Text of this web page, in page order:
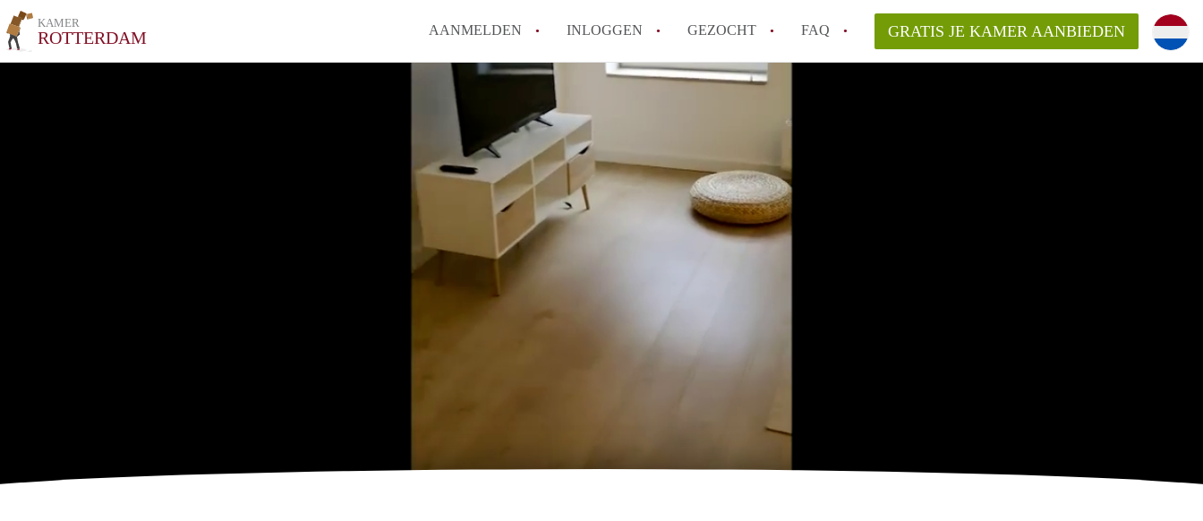
KAMER
ROTTERDAM AANMELDEN INLOGGEN GEZOCHT FAQ
Wat kost een studentenkamer gemiddeld in Rotterdam?
In welke wijken van Rotterdam kan ik het beste wonen als student?
Hoe vind ik een kamer in Rotterdam?
Alle veelgestelde vragen
GRATIS JE KAMER AANBIEDEN